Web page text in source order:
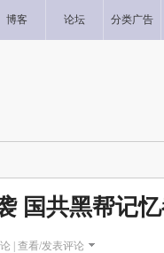
博客 论坛 分类广告
国共黑帮记
| 查看/发表评论